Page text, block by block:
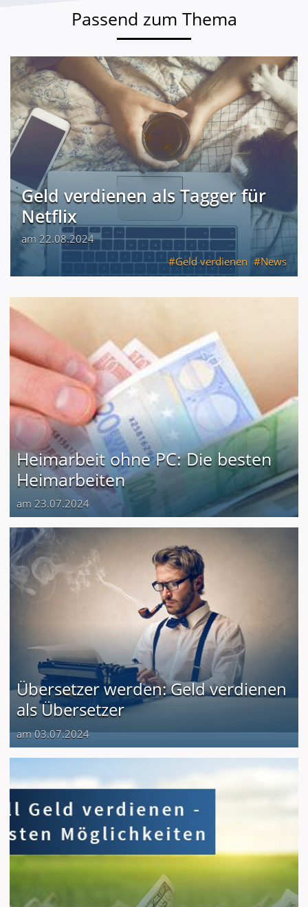
Passend zum Thema
Geld verdienen als Tagger für
Netflix
am 22.08.2024
Geld verdienen
News
Heimarbeit ohne PC: Die besten
Heimarbeiten
am 23.07.2024
Übersetzer werden: Geld verdienen
als Übersetzer
am 03.07.2024